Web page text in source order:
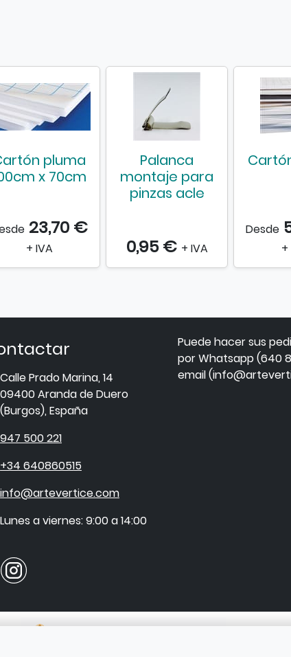
pluma
x 70cm
23,70 €
+ IVA
Palanca
montaje para
pinzas acle
0,95 € + IVA
Desde
+
Dirección
Calle Prado Marina, 14
09400Aranda de Duero
(Burgos), España
Teléfono
947 500 221
Móvil
+34 640860515
E-
info@artevertice.com
Horario
Lunes a viernes: 9:00 a 14:00
Puede hacer sus
por Whatsapp (640
email